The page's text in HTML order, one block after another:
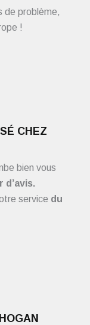
de problème,
!
CHEZ
bien vous
d’avis.
service du